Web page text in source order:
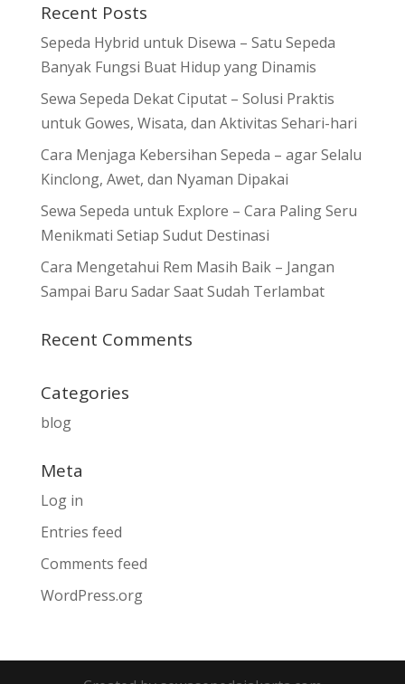
Recent Posts
Sepeda Hybrid untuk Disewa – Satu Sepeda
Banyak Fungsi Buat Hidup yang Dinamis
Sewa Sepeda Dekat Ciputat – Solusi Praktis
untuk Gowes, Wisata, dan Aktivitas Sehari-hari
Cara Menjaga Kebersihan Sepeda – agar Selalu
Kinclong, Awet, dan Nyaman Dipakai
Sewa Sepeda untuk Explore – Cara Paling Seru
Menikmati Setiap Sudut Destinasi
Cara Mengetahui Rem Masih Baik – Jangan
Sampai Baru Sadar Saat Sudah Terlambat
Recent Comments
Categories
blog
Meta
Log in
Entries feed
Comments feed
WordPress.org